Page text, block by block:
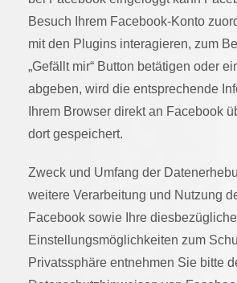
Besuch Ihrem Facebook-Konto
mit den Plugins interagieren, zum
„Gefällt mir“ Button betätigen oder
abgeben, wird die entsprechende
Ihrem Browser direkt an Facebook
dort gespeichert.
Zweck und Umfang der
weitere Verarbeitung und Nutzung
Facebook sowie Ihre
Einstellungsmöglichkeiten zum
Privatssphäre entnehmen Sie bitte